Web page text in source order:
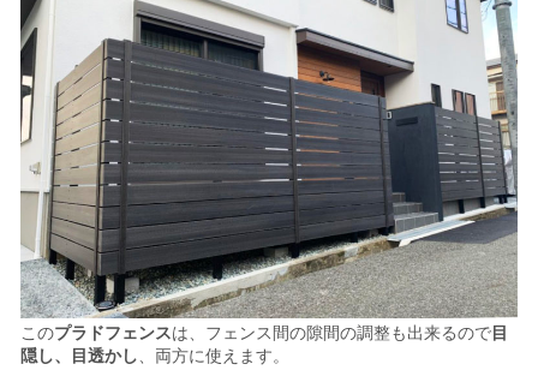
このプラドフェンスは、フェンス間の隙間の調整も出来るので目
隠し、目透かし 、両方に使えます。